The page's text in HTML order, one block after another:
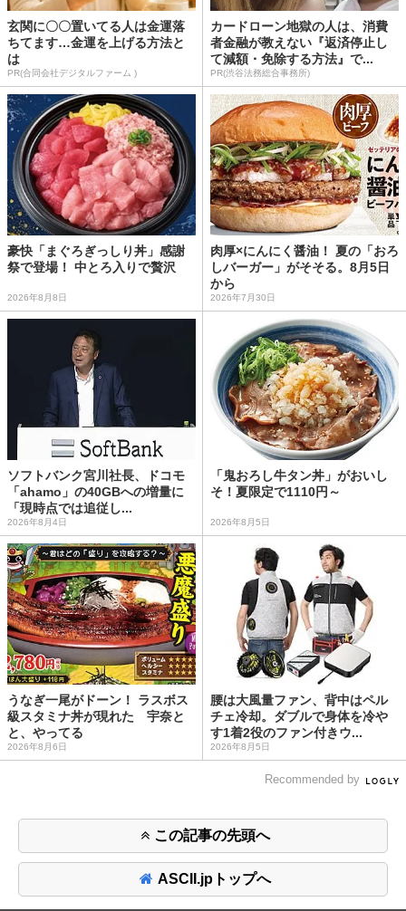
玄関に〇〇置いてる人は金運落
ちてます…金運を上げる方法と
は
PR(合同会社デジタルファーム )
カードローン地獄の人は、消費
者金融が教えない『返済停止し
て減額・免除する方法』で...
PR(渋谷法務総合事務所)
豪快「まぐろぎっしり丼」感謝
祭で登場！ 中とろ入りで贅沢
2026年8月8日
肉厚×にんにく醤油！ 夏の「おろ
しバーガー」がそそる。8月5日
から
2026年7月30日
ソフトバンク宮川社長、ドコモ
「ahamo」の40GBへの増量に
「現時点では追従し...
2026年8月4日
「鬼おろし牛タン丼」がおいし
そ！夏限定で1110円～
2026年8月5日
うなぎ一尾がドーン！ ラスボス
級スタミナ丼が現れた 宇奈と
と、やってる
2026年8月6日
腰は大風量ファン、背中はペル
チェ冷却。ダブルで身体を冷や
す1着2役のファン付きウ...
2026年8月5日
Recommended by
この記事の先頭へ
ASCII.jpトップへ